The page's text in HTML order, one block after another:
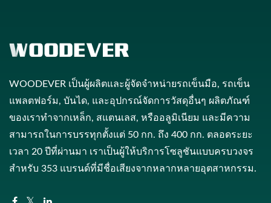
WOODEVER เป็นผู้ผลิตและผู้จัดจำหน่ายรถเข็นมือ, รถเข็น
แพลตฟอร์ม, บันได, และอุปกรณ์จัดการวัสดุอื่นๆ ผลิตภัณฑ์
ของเราทำจากเหล็ก, สแตนเลส, หรืออลูมิเนียม และมีความ
สามารถในการบรรทุกตั้งแต่ 50 กก. ถึง 400 กก. ตลอดระยะ
เวลา 20 ปีที่ผ่านมา เราเป็นผู้ให้บริการโซลูชันแบบครบวงจร
สำหรับ 353 แบรนด์ที่มีชื่อเสียงจากหลากหลายอุตสาหกรรม.